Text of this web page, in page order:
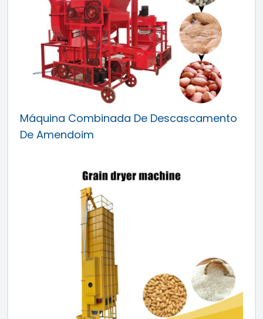
Máquina Combinada De Descascamento
De Amendoim